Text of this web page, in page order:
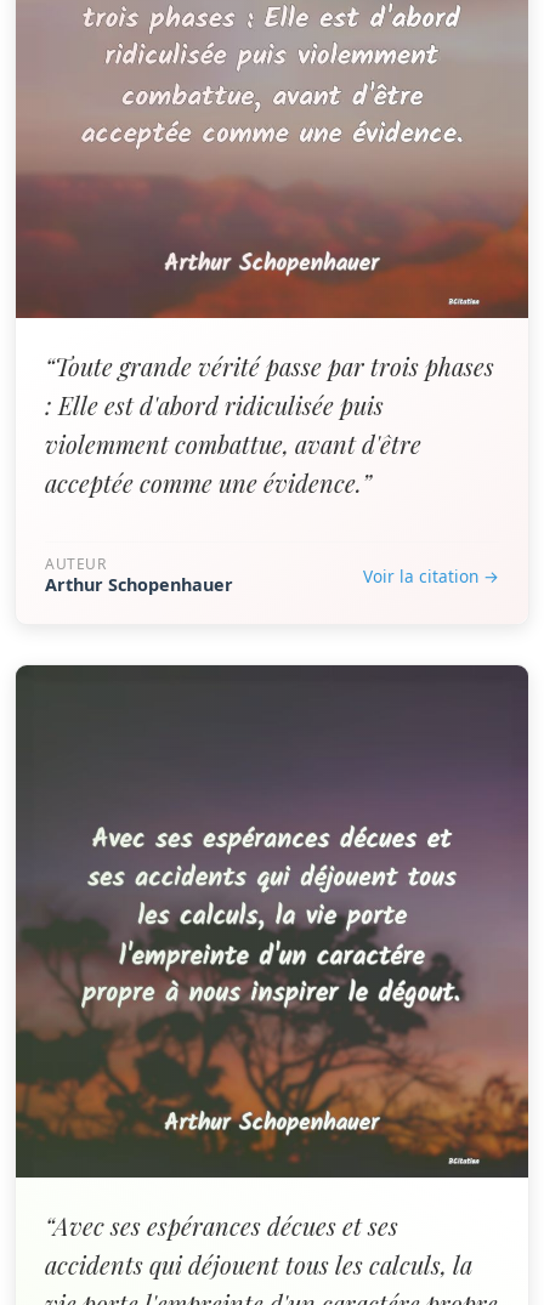
“Toute grande vérité passe par trois phases
: Elle est d'abord ridiculisée puis
violemment combattue, avant d'être
acceptée comme une évidence.”
AUTEUR
Arthur Schopenhauer Voir la citation →
“Avec ses espérances décues et ses
accidents qui déjouent tous les calculs, la